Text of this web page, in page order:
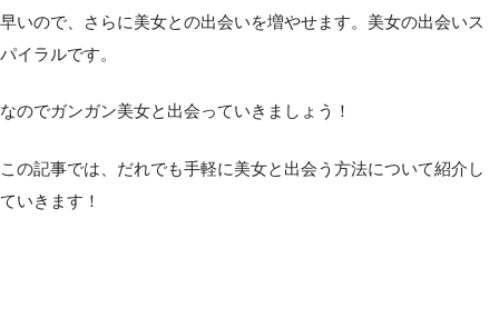
早いので、さらに美女との出会いを増やせます。美女の出会いス
パイラルです。
なのでガンガン美女と出会っていきましょう！
この記事では、だれでも手軽に美女と出会う方法について紹介し
ていきます！